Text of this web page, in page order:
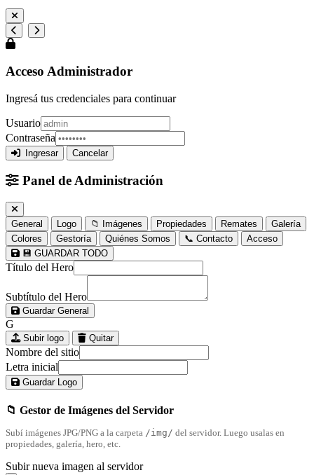
Acceso Administrador
Ingresá tus credenciales para continuar
Usuario
Contraseña
Ingresar Cancelar
Panel de Administración
General Logo 📁 Imágenes Propiedades Remates
Galería
Colores
Gestoría Quiénes Somos 📞 Contacto
Acceso
💾 GUARDAR TODO
Título del Hero
Subtítulo del Hero
Guardar General
G
Subir logo Quitar
Nombre del sitio
Letra inicial
Guardar Logo
📁 Gestor de Imágenes del Servidor
Subí imágenes JPG/PNG a la carpeta /img/ del servidor. Luego usalas en
propiedades, galería, hero, etc.
Subir nueva imagen al servidor